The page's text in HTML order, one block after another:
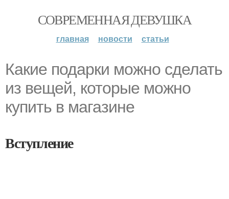
СОВРЕМЕННАЯ ДЕВУШКА
главная новости статьи
Какие подарки можно сделать
из вещей, которые можно
купить в магазине
Вступление